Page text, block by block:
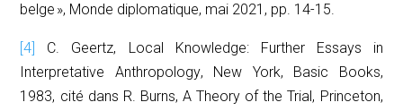
belge », Monde diplomatique, mai 2021, pp. 14-15.
[4] C. Geertz,
Local Knowledge: Further Essays in
Interpretative Anthropology, New York, Basic Books,
1983, cité dans R. Burns, A Theory of the Trial , Princeton,